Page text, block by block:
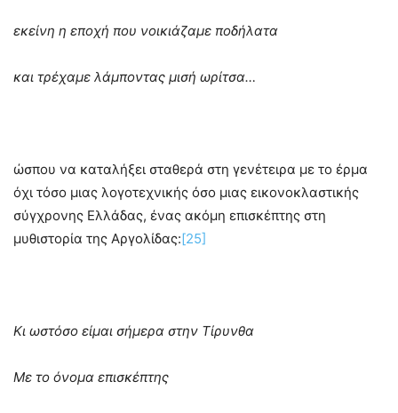
εκείνη η εποχή που νοικιάζαμε ποδήλατα
και τρέχαμε λάμποντας μισή ωρίτσα…
ώσπου να καταλήξει σταθερά στη γενέτειρα με το έρμα
όχι τόσο μιας λογοτεχνικής όσο μιας εικονοκλαστικής
σύγχρονης Ελλάδας, ένας ακόμη επισκέπτης στη
μυθιστορία της Αργολίδας:[25]
Κι ωστόσο είμαι σήμερα στην Τίρυνθα
Με το όνομα επισκέπτης